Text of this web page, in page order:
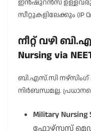
ഇൻഷുറൻസ്
സീറ്റുകളിലേക്കും (IP
നീറ്റ് വഴി
Nursing via
ബി.എസ്.സി നഴ്സിംഗ്
നിർബന്ധമല്ല.
Military Nursing